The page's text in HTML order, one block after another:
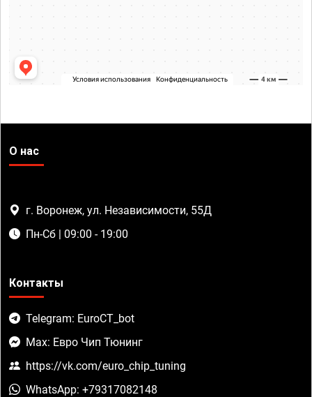
О нас
г. Воронеж, ул. Независимости, 55Д
Пн-Сб | 09:00 - 19:00
Контакты
Telegram: EuroCT_bot
Max: Евро Чип Тюнинг
https://vk.com/euro_chip_tuning
WhatsApp: +79317082148